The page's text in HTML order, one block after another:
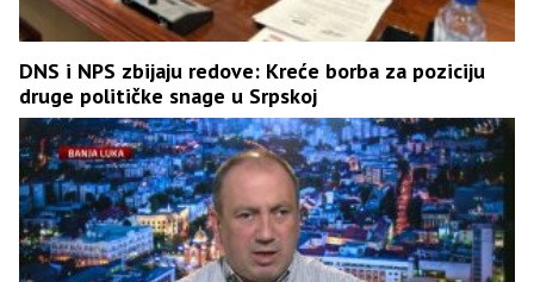
DNS i NPS zbijaju redove: Kreće borba za poziciju
druge političke snage u Srpskoj